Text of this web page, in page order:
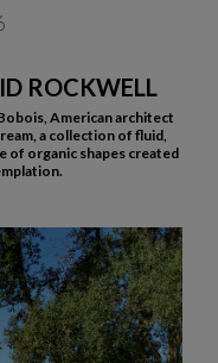
ROCKWELL
American architect
a collection of fluid,
of organic shapes created